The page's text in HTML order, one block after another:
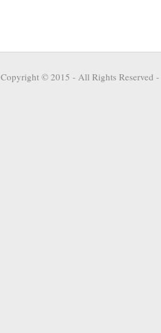
Copyright © 2015 - All Rights Reserved -